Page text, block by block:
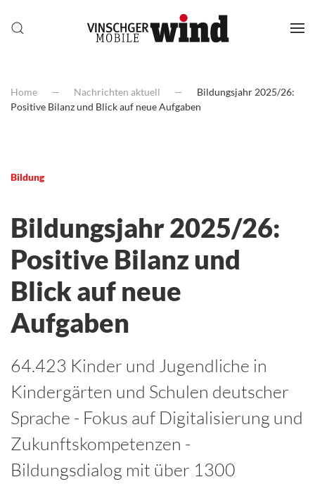
Home Nachrichten aktuell
Bildungsjahr 2025/26:
Positive Bilanz und Blick auf neue Aufgaben
Bildung
Bildungsjahr 2025/26:
Positive Bilanz und
Blick auf neue
Aufgaben
64.423 Kinder und Jugendliche in
Kindergärten und Schulen deutscher
Sprache - Fokus auf Digitalisierung und
Zukunftskompetenzen -
Bildungsdialog mit über 1300